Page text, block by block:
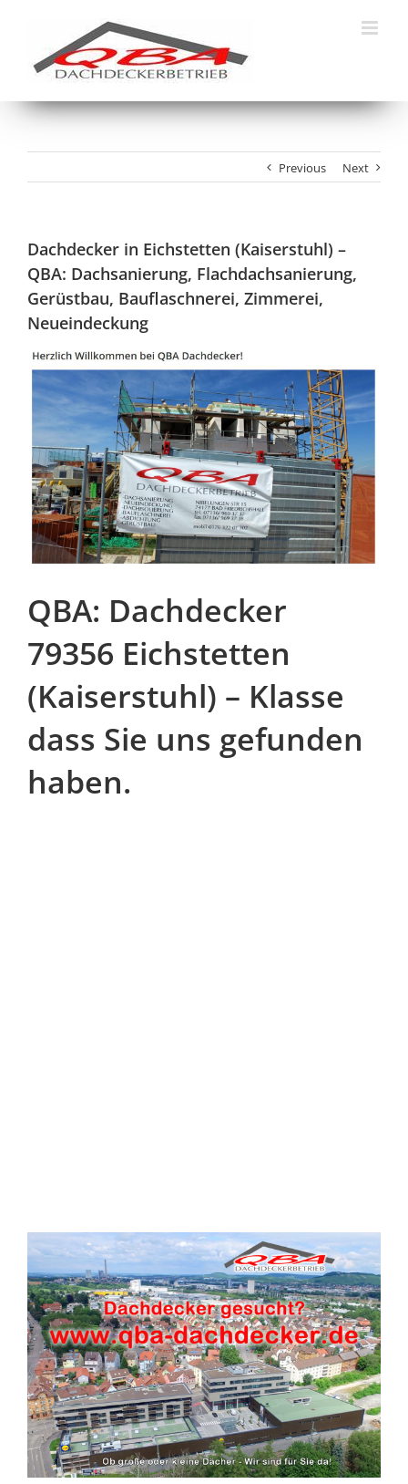
Previous Next
Dachdecker in Eichstetten (Kaiserstuhl) –
QBA: Dachsanierung, Flachdachsanierung,
Gerüstbau, Bauflaschnerei, Zimmerei,
Neueindeckung
QBA: Dachdecker
79356 Eichstetten
(Kaiserstuhl) – Klasse
dass Sie uns gefunden
haben.